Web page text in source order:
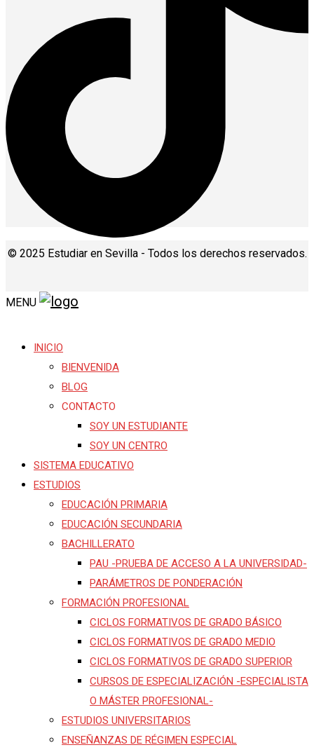
© 2025 Estudiar en Sevilla - Todos los derechos reservados.
MENU
INICIO
BIENVENIDA
BLOG
CONTACTO
SOY UN ESTUDIANTE
SOY UN CENTRO
SISTEMA EDUCATIVO
ESTUDIOS
EDUCACIÓN PRIMARIA
EDUCACIÓN SECUNDARIA
BACHILLERATO
PAU -PRUEBA DE ACCESO A LA UNIVERSIDAD-
PARÁMETROS DE PONDERACIÓN
FORMACIÓN PROFESIONAL
CICLOS FORMATIVOS DE GRADO BÁSICO
CICLOS FORMATIVOS DE GRADO MEDIO
CICLOS FORMATIVOS DE GRADO SUPERIOR
CURSOS DE ESPECIALIZACIÓN -ESPECIALISTA
O MÁSTER PROFESIONAL-
ESTUDIOS UNIVERSITARIOS
ENSEÑANZAS DE RÉGIMEN ESPECIAL